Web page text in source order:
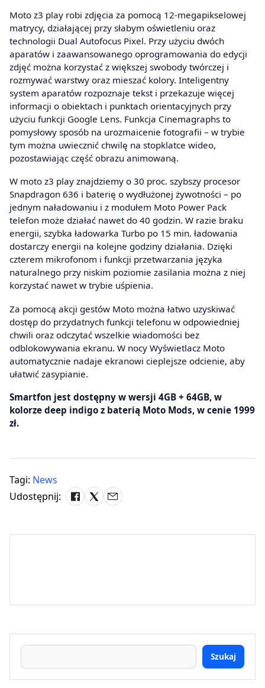
Moto z3 play robi zdjęcia za pomocą 12-megapikselowej
matrycy, działającej przy słabym oświetleniu oraz
technologii Dual Autofocus Pixel. Przy użyciu dwóch
aparatów i zaawansowanego oprogramowania do edycji
zdjęć można korzystać z większej swobody twórczej i
rozmywać warstwy oraz mieszać kolory. Inteligentny
system aparatów rozpoznaje tekst i przekazuje więcej
informacji o obiektach i punktach orientacyjnych przy
użyciu funkcji Google Lens. Funkcja Cinemagraphs to
pomysłowy sposób na urozmaicenie fotografii – w trybie
tym można uwiecznić chwilę na stopklatce wideo,
pozostawiając część obrazu animowaną.
W moto z3 play znajdziemy o 30 proc. szybszy procesor
Snapdragon 636 i baterię o wydłużonej żywotności – po
jednym naładowaniu i z modułem Moto Power Pack
telefon może działać nawet do 40 godzin. W razie braku
energii, szybka ładowarka Turbo po 15 min. ładowania
dostarczy energii na kolejne godziny działania. Dzięki
czterem mikrofonom i funkcji przetwarzania języka
naturalnego przy niskim poziomie zasilania można z niej
korzystać nawet w trybie uśpienia.
Za pomocą akcji gestów Moto można łatwo uzyskiwać
dostęp do przydatnych funkcji telefonu w odpowiedniej
chwili oraz odczytać wszelkie wiadomości bez
odblokowywania ekranu. W nocy Wyświetlacz Moto
automatycznie nadaje ekranowi cieplejsze odcienie, aby
ułatwić zasypianie.
Smartfon jest dostępny w wersji 4GB + 64GB, w
kolorze deep indigo z baterią Moto Mods, w cenie 1999
zł.
Tagi: News
Udostępnij:
Szukaj